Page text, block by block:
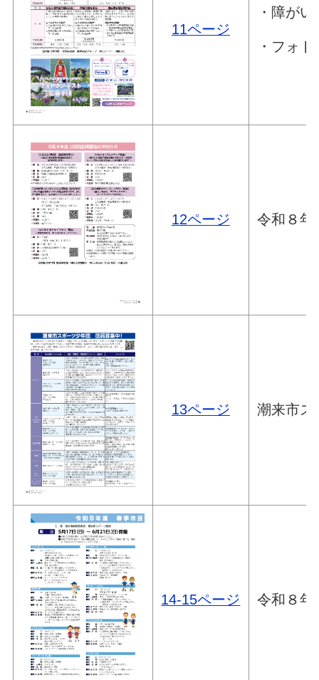
11ページ
・障が
・フォ
12ページ 令和８年
13ページ 潮来市
14-15ページ 令和８年